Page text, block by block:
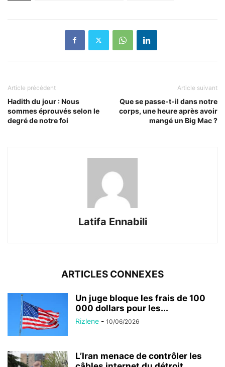
Article précédent
Hadith du jour : Nous
sommes éprouvés selon le
degré de notre foi
Article suivant
Que se passe-t-il dans notre
corps, une heure après avoir
mangé un Big Mac ?
Latifa Ennabili
ARTICLES CONNEXES
Un juge bloque les frais de 100
000 dollars pour les...
Rizlene - 10/06/2026
L’Iran menace de contrôler les